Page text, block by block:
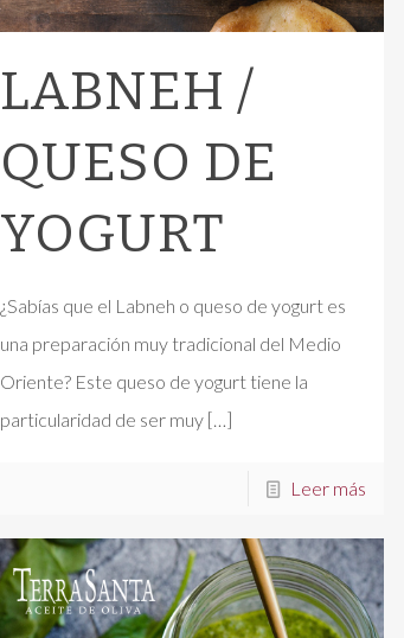
LABNEH /
QUESO DE
YOGURT
¿Sabías que el Labneh o queso de yogurt es
una preparación muy tradicional del Medio
Oriente? Este queso de yogurt tiene la
particularidad de ser muy […]
Leer más